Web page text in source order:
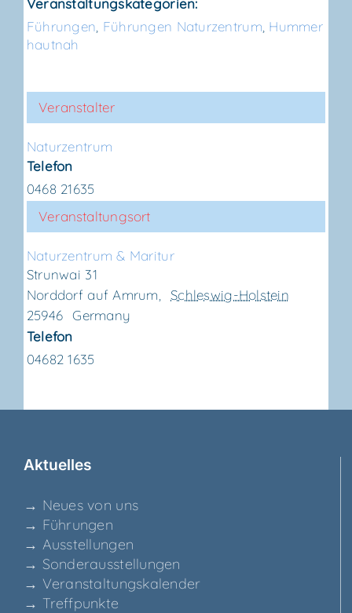
Veranstaltungskategorien:
Führungen Führungen Naturzentrum Hummer
hautnah
Veranstaltungsort
Natur­zen­trum & Maritur
Strunwai 31
Norddorf auf Amrum
Schleswig-Holstein
25946 Germany
Telefon
04682 1635
Veranstalter
Natur­zen­trum
Telefon
0468 21635
Aktu­el­les
→ Neu­es von uns
→ Füh­run­gen
→ Aus­stel­lun­gen
→ Son­der­aus­stel­lun­gen
→ Ver­an­stal­tungs­ka­len­der
→ Treff­punk­te